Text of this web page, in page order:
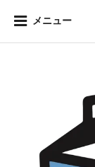
メニュー